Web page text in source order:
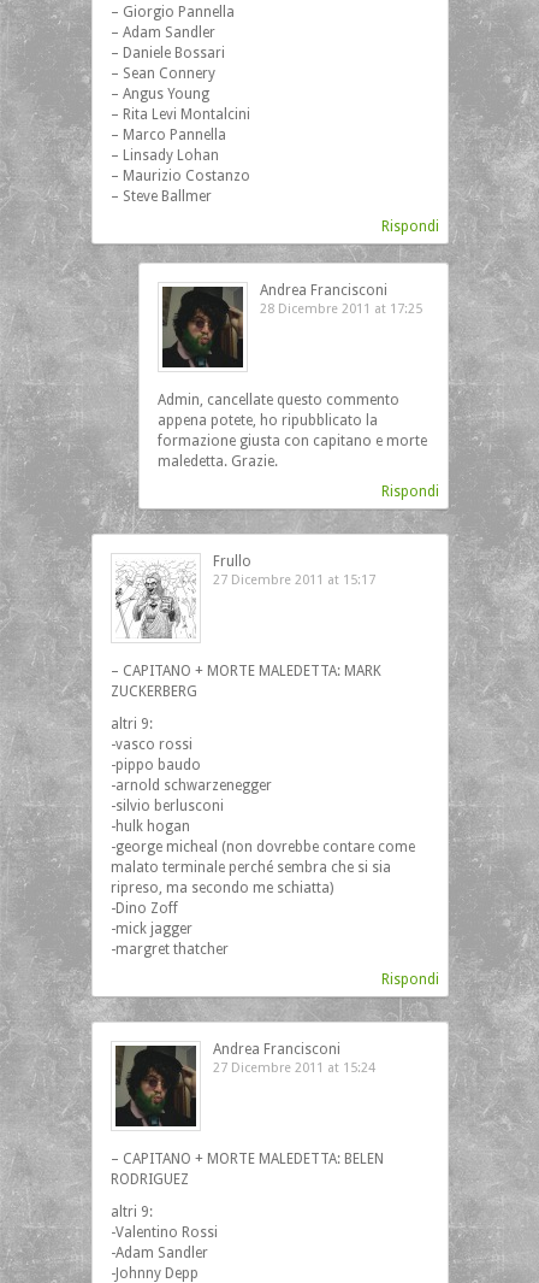
– Giorgio Pannella
– Adam Sandler
– Daniele Bossari
– Sean Connery
– Angus Young
– Rita Levi Montalcini
– Marco Pannella
– Linsady Lohan
– Maurizio Costanzo
– Steve Ballmer
Rispondi
Andrea Francisconi
28 Dicembre 2011 at 17:25
Admin, cancellate questo commento
appena potete, ho ripubblicato la
formazione giusta con capitano e morte
maledetta. Grazie.
Rispondi
Frullo
27 Dicembre 2011 at 15:17
– CAPITANO + MORTE MALEDETTA: MARK
ZUCKERBERG
altri 9:
-vasco rossi
-pippo baudo
-arnold schwarzenegger
-silvio berlusconi
-hulk hogan
-george micheal (non dovrebbe contare come
malato terminale perché sembra che si sia
ripreso, ma secondo me schiatta)
-Dino Zoff
-mick jagger
-margret thatcher
Rispondi
Andrea Francisconi
27 Dicembre 2011 at 15:24
– CAPITANO + MORTE MALEDETTA: BELEN
RODRIGUEZ
altri 9:
-Valentino Rossi
-Adam Sandler
-Johnny Depp